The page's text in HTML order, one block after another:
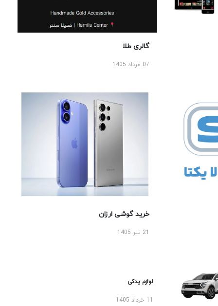
گالری طلا
07 مرداد 1405
خرید گوشی ارزان
لوازم یدکی